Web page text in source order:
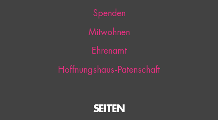
Spenden
Mitwohnen
Ehrenamt
Hoffnungshaus-Patenschaft
SEITEN